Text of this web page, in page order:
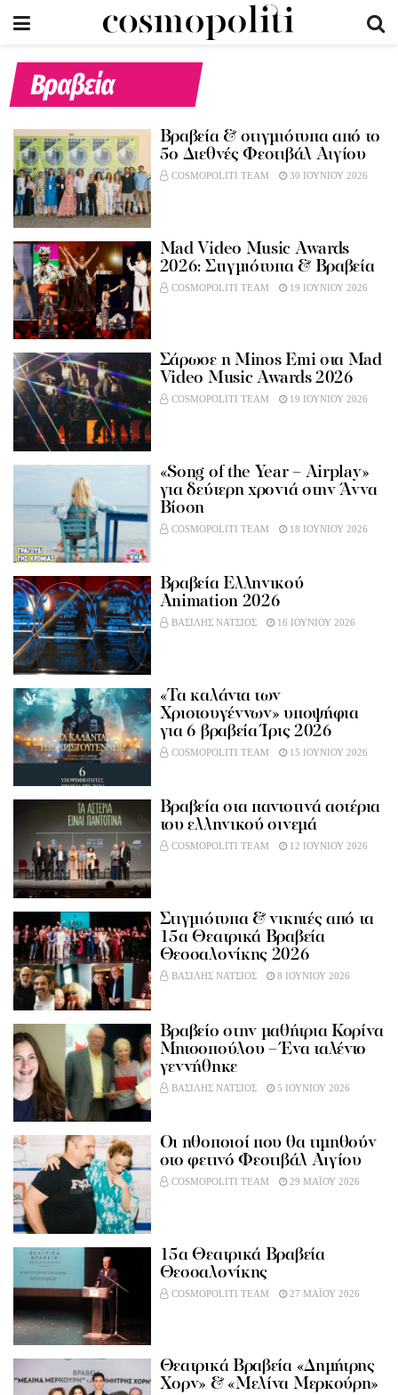
Βραβεία
Βραβεία & στιγμιότυπα από το
5ο Διεθνές Φεστιβάλ Αιγίου
COSMOPOLITI TEAM 30 ΙΟΥΝΙΟΥ 2026
Mad Video Music Awards
2026: Στιγμιότυπα & Βραβεία
COSMOPOLITI TEAM 19 ΙΟΥΝΙΟΥ 2026
Σάρωσε η Μinos Emi στα Μad
Video Music Awards 2026
COSMOPOLITI TEAM 19 ΙΟΥΝΙΟΥ 2026
«Song of the Year – Airplay»
για δεύτερη χρονιά στην Άννα
Βίσση
COSMOPOLITI TEAM 18 ΙΟΥΝΙΟΥ 2026
Βραβεία Ελληνικού
Animation 2026
ΒΑΣΙΛΗΣ ΝΑΤΣΙΟΣ 16 ΙΟΥΝΙΟΥ 2026
«Τα καλάντα των
Χριστουγέννων» υποψήφια
για 6 βραβεία Ίρις 2026
COSMOPOLITI TEAM 15 ΙΟΥΝΙΟΥ 2026
Bραβεία στα παντοτινά αστέρια
του ελληνικού σινεμά
COSMOPOLITI TEAM 12 ΙΟΥΝΙΟΥ 2026
Στιγμιότυπα & νικητές από τα
15α Θεατρικά Βραβεία
Θεσσαλονίκης 2026
ΒΑΣΙΛΗΣ ΝΑΤΣΙΟΣ 8 ΙΟΥΝΙΟΥ 2026
Bραβείο στην μαθήτρια Κορίνα
Μητσοπούλου – Ένα ταλέντο
γεννήθηκε
ΒΑΣΙΛΗΣ ΝΑΤΣΙΟΣ 5 ΙΟΥΝΙΟΥ 2026
Οι ηθοποιοί που θα τιμηθούν
στο φετινό Φεστιβάλ Αιγίου
COSMOPOLITI TEAM 29 ΜΑΪΟΥ 2026
15α Θεατρικά Βραβεία
Θεσσαλονίκης
COSMOPOLITI TEAM 27 ΜΑΪΟΥ 2026
Θεατρικά Βραβεία «Δημήτρης
Χορν» & «Μελίνα Μερκούρη»